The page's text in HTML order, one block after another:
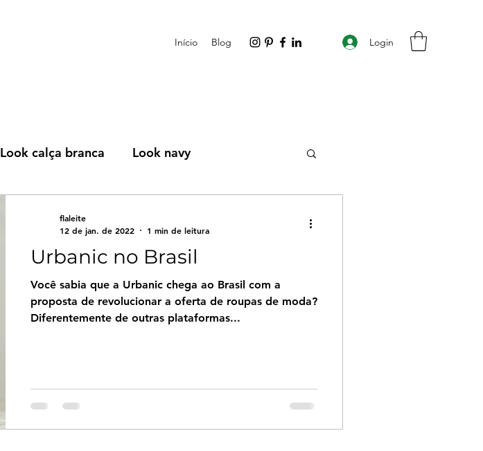
Início Blog Login
Look calça branca Look navy
Urbanic no Brasil
Você sabia que a Urbanic chega ao Brasil com a
proposta de revolucionar a oferta de roupas de moda?
Diferentemente de outras plataformas...
flaleite
12 de jan. de 2022
1 min de leitura